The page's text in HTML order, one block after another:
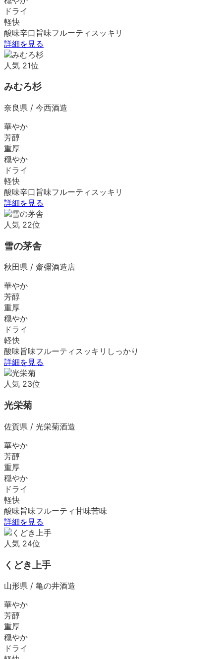
ドライ
軽快
酸味辛口 旨味フルーティ スッキリ
詳細を見る
人気 21位
みむろ杉
奈良県 / 今西酒造
華やか
芳醇
重厚
穏やか
ドライ
軽快
酸味辛口 旨味フルーティ スッキリ
詳細を見る
人気 22位
雪の茅舎
秋田県 / 齋彌酒造店
華やか
芳醇
重厚
穏やか
ドライ
軽快
酸味旨味フルーティ スッキリ しっかり
詳細を見る
人気 23位
光栄菊
佐賀県 / 光栄菊酒造
華やか
芳醇
重厚
穏やか
ドライ
軽快
酸味旨味フルーティ甘味苦味
詳細を見る
人気 24位
くどき上手
山形県 / 亀の井酒造
華やか
芳醇
重厚
穏やか
ドライ